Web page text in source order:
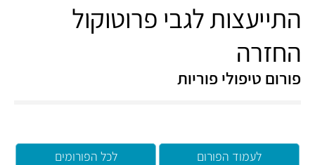
ועוד...
התייעצות לגבי פרוטוקול
החזרה
פורום טיפולי פוריות
לעמוד הפורום לכל הפורומים